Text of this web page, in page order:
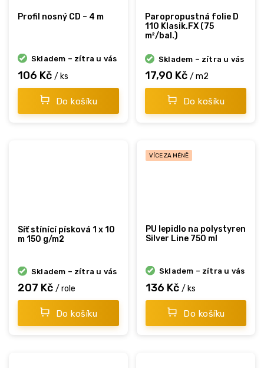
Profil nosný CD – 4 m
Skladem – zítra u vás
106 Kč / ks
Do košíku
Paropropustná folie D
110 Klasik.FX (75
m²/bal.)
Skladem – zítra u vás
17,90 Kč / m2
Do košíku
Síť stínící písková 1 x 10
m 150 g/m2
Skladem – zítra u vás
207 Kč / role
Do košíku
VÍCE ZA MÉNĚ
PU lepidlo na polystyren
Silver Line 750 ml
Skladem – zítra u vás
136 Kč / ks
Do košíku